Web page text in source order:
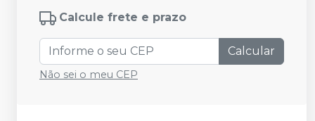
Calcule frete e prazo
Calcular
Não sei o meu CEP